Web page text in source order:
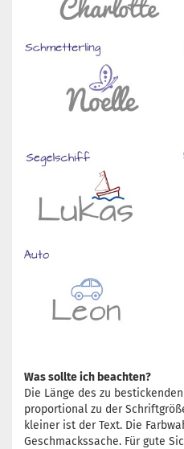
Was sollte ich beachten?
Die Länge des zu
proportional zu der
kleiner ist der Text. Die
Geschmackssache. Für gute